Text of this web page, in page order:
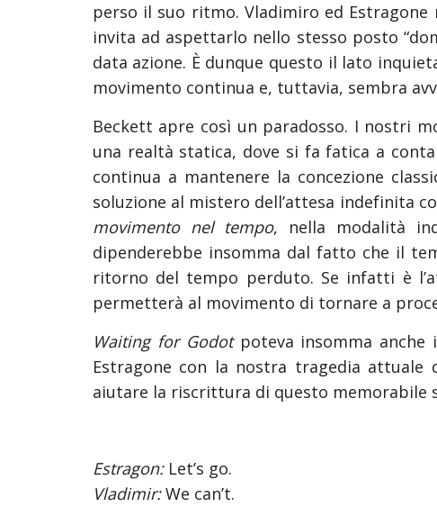
perso il suo ritmo. Vladimiro ed Estragone
invita ad aspettarlo nello stesso posto
data azione. È dunque questo il lato
movimento continua e, tuttavia, sembra
Beckett apre così un paradosso. I nostri
una realtà statica, dove si fa fatica a
continua a mantenere la concezione
soluzione al mistero dell’attesa indefinita
movimento nel tempo, nella modalità
dipenderebbe insomma dal fatto che il
ritorno del tempo perduto. Se infatti è
permetterà al movimento di tornare a
Waiting for Godotpoteva insomma anche
Estragone con la nostra tragedia attuale
aiutare la riscrittura di questo memorabile
Estragon:Let’s go.
Vladimir:We can’t.